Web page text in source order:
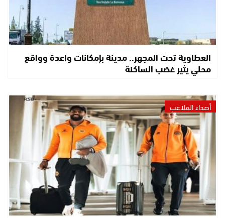
العطاوية تحت المجهر.. مدينة بإمكانات واعدة وواقع
محلي يثير غضب الساكنة
أصداء الملاعب